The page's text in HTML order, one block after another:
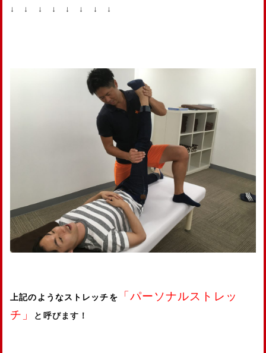
↓ ↓ ↓ ↓ ↓ ↓ ↓ ↓
上記のようなストレッチを
「パーソナルストレッ
チ」
と呼びます！